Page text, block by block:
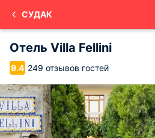
СУДАК
Отель Villa Fellini
9.4 249 отзывов гостей